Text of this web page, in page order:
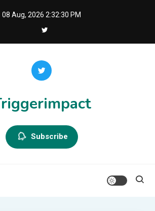
08 Aug, 2026 2:32:31 PM
Subscribe